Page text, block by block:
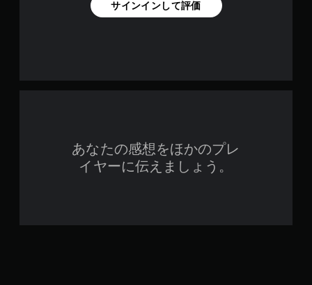
サインインして評価
あなたの感想をほかのプレ
イヤーに伝えましょう。